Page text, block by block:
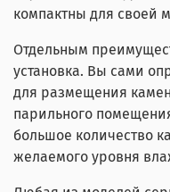
компактны для своей
Отдельным
установка. Вы сами
для размещения
парильного
большое количество
желаемого уровня